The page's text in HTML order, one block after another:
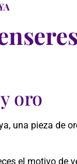
oro
una pieza de
el motivo de